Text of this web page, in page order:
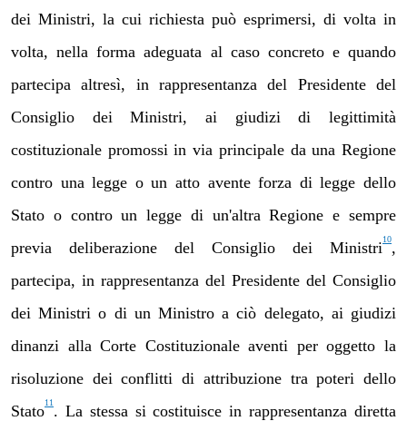
dei Ministri, la cui richiesta può esprimersi, di volta in
volta, nella forma adeguata al caso concreto e quando
partecipa altresì, in rappresentanza del Presidente del
Consiglio dei Ministri, ai giudizi di legittimità
costituzionale promossi in via principale da una Regione
contro una legge o un atto avente forza di legge dello
Stato o contro un legge di un'altra Regione e sempre
previa deliberazione del Consiglio dei Ministri10,
partecipa, in rappresentanza del Presidente del Consiglio
dei Ministri o di un Ministro a ciò delegato, ai giudizi
dinanzi alla Corte Costituzionale aventi per oggetto la
risoluzione dei conflitti di attribuzione tra poteri dello
Stato11 . La stessa si costituisce in rappresentanza diretta